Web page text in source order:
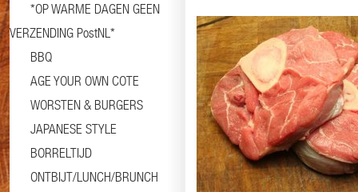
*OP WARME DAGEN GEEN
VERZENDING PostNL*
BBQ
AGE YOUR OWN COTE
WORSTEN & BURGERS
JAPANESE STYLE
BORRELTIJD
ONTBIJT/LUNCH/BRUNCH